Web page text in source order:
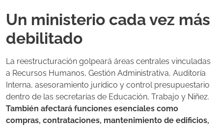
Un ministerio cada vez más
debilitado
La reestructuración golpeará áreas centrales vinculadas
a Recursos Humanos, Gestión Administrativa, Auditoría
Interna, asesoramiento jurídico y control presupuestario
dentro de las secretarías de Educación, Trabajo y Niñez.
También afectará funciones esenciales como
compras, contrataciones, mantenimiento de edificios,